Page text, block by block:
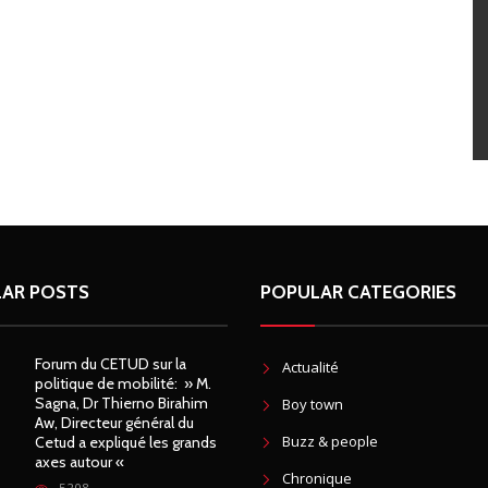
POSTS
Forum du CETUD sur la
politique de mobilité: » M.
Sagna, Dr Thierno Birahim
Aw, Directeur général du
Cetud a expliqué les grands
axes autour «
POPULAR CATEGORIES
Actualité
Boy town
Buzz & people
Chronique